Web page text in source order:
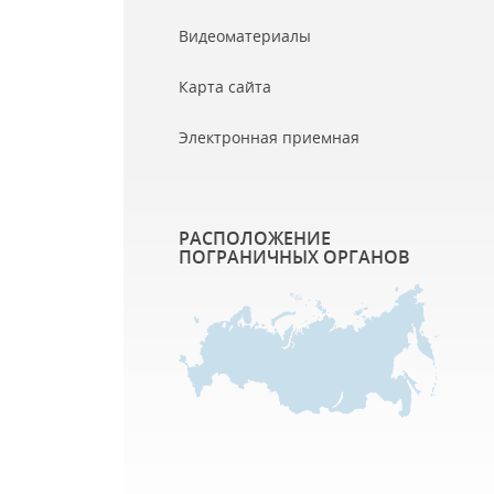
Видеоматериалы
Карта сайта
Электронная приемная
РАСПОЛОЖЕНИЕ
ПОГРАНИЧНЫХ ОРГАНОВ